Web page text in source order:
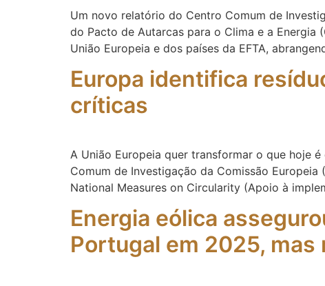
Um novo relatório do Centro Comum de
do Pacto de Autarcas para o Clima e a Energia
União Europeia e dos países da EFTA,
Europa identifica
críticas
A União Europeia quer transformar o que hoje
Comum de Investigação da Comissão
National Measures on Circularity (Apoio à
Energia eólica
Portugal em 2025,